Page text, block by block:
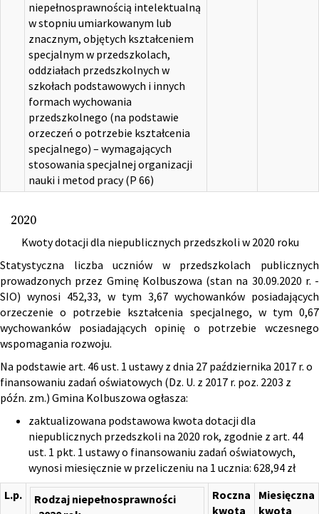
niepełnosprawnością intelektualną
w stopniu umiarkowanym lub
znacznym, objętych kształceniem
specjalnym w przedszkolach,
oddziałach przedszkolnych w
szkołach podstawowych i innych
formach wychowania
przedszkolnego (na podstawie
orzeczeń o potrzebie kształcenia
specjalnego) – wymagających
stosowania specjalnej organizacji
nauki i metod pracy (P 66)
2020
Kwoty dotacji dla niepublicznych przedszkoli w 2020 roku
Statystyczna liczba uczniów w przedszkolach publicznych
prowadzonych przez Gminę Kolbuszowa (stan na 30.09.2020 r. -
SIO) wynosi 452,33, w tym 3,67 wychowanków posiadających
orzeczenie o potrzebie kształcenia specjalnego, w tym 0,67
wychowanków posiadających opinię o potrzebie wczesnego
wspomagania rozwoju.
Na podstawie art. 46 ust. 1 ustawy z dnia 27 października 2017 r. o
finansowaniu zadań oświatowych (Dz. U. z 2017 r. poz. 2203 z
późn. zm.) Gmina Kolbuszowa ogłasza:
zaktualizowana podstawowa kwota dotacji dla
niepublicznych przedszkoli na 2020 rok, zgodnie z art. 44
ust. 1 pkt. 1 ustawy o finansowaniu zadań oświatowych,
wynosi miesięcznie w przeliczeniu na 1 ucznia: 628,94 zł
L.p.
Rodzaj niepełnosprawności
Roczna
kwota
Miesięczna
kwota